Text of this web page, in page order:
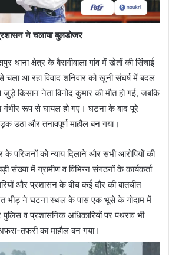
ने चलाया बुलडोजर
थाना क्षेत्र के बैरागीवाला गांव में खेतों की सिंचाई
आ रहा विवाद शनिवार को खूनी संघर्ष में बदल
किसान नेता विनोद कुमार की मौत हो गई, जबकि
रूप से घायल हो गए। घटना के बाद पूरे
उठा और तनावपूर्ण माहौल बन गया।
के परिजनों को न्याय दिलाने और सभी आरोपियों की
संख्या में ग्रामीण व विभिन्न संगठनों के कार्यकर्ता
और प्रशासन के बीच कई दौर की बातचीत
भीड़ ने घटना स्थल के पास एक भूसे के गोदाम में
व प्रशासनिक अधिकारियों पर पथराव भी
तफरी का माहौल बन गया।